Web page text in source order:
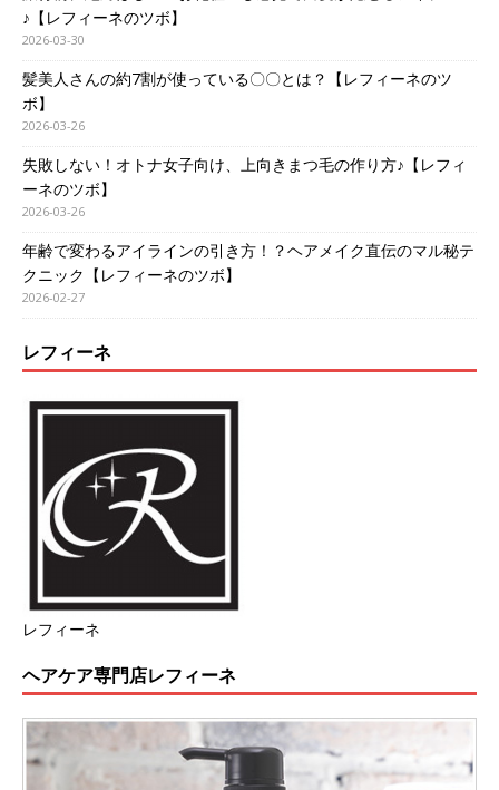
♪【レフィーネのツボ】
2026-03-30
髪美人さんの約7割が使っている〇〇とは？【レフィーネのツ
ボ】
2026-03-26
失敗しない！オトナ女子向け、上向きまつ毛の作り方♪【レフィ
ーネのツボ】
2026-03-26
年齢で変わるアイラインの引き方！？ヘアメイク直伝のマル秘テ
クニック【レフィーネのツボ】
2026-02-27
レフィーネ
レフィーネ
ヘアケア専門店レフィーネ